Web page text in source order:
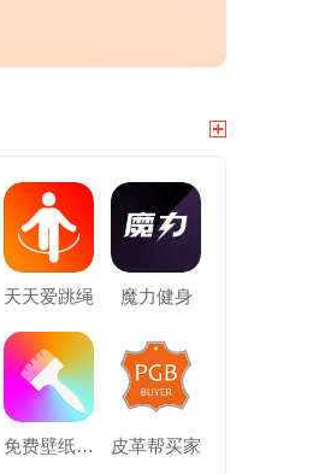
天天爱跳绳 魔力健身
免费壁纸大全 皮革帮买家